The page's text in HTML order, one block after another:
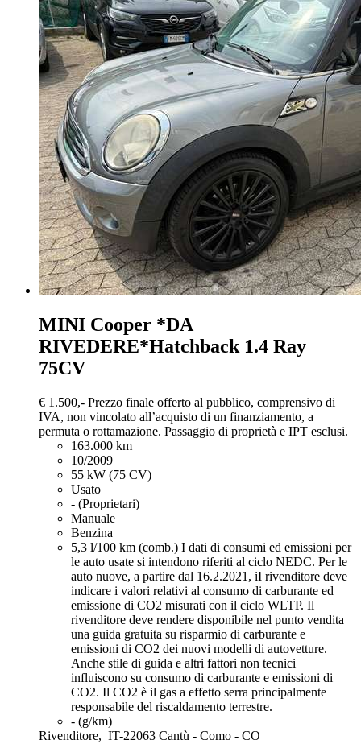
MINI Cooper *DA
RIVEDERE*Hatchback 1.4 Ray
75CV
€ 1.500,- Prezzo finale offerto al pubblico, comprensivo di
IVA, non vincolato all’acquisto di un finanziamento, a
permuta o rottamazione. Passaggio di proprietà e IPT esclusi.
163.000 km
10/2009
55 kW (75 CV)
Usato
- (Proprietari)
Manuale
Benzina
5,3 l/100 km (comb.) I dati di consumi ed emissioni per
le auto usate si intendono riferiti al ciclo NEDC. Per le
auto nuove, a partire dal 16.2.2021, iI rivenditore deve
indicare i valori relativi al consumo di carburante ed
emissione di CO2 misurati con il ciclo WLTP. Il
rivenditore deve rendere disponibile nel punto vendita
una guida gratuita su risparmio di carburante e
emissioni di CO2 dei nuovi modelli di autovetture.
Anche stile di guida e altri fattori non tecnici
influiscono su consumo di carburante e emissioni di
CO2. Il CO2 è il gas a effetto serra principalmente
responsabile del riscaldamento terrestre.
- (g/km)
Rivenditore, IT-22063 Cantù - Como - CO